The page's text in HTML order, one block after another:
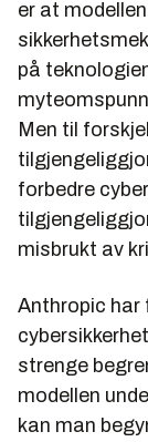
er at
på
Men til
forbedre
misbrukt av
Anthropic har
strenge
modellen
kan man